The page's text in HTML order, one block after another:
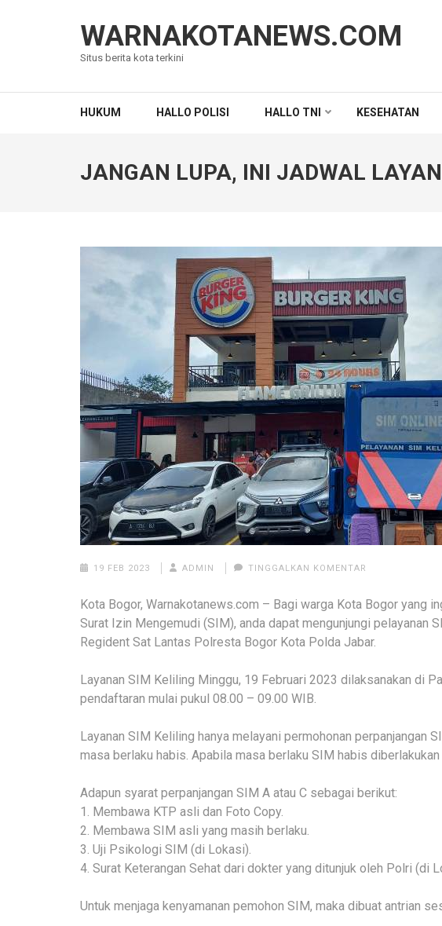
WARNAKOTANEWS.COM
Situs berita kota terkini
HUKUM HALLO POLISI HALLO TNI KESEHATAN
JANGAN LUPA, INI JADWAL
19 FEB 2023 ADMIN TINGGALKAN KOMENTAR
Kota Bogor, Warnakotanews.com – Bagi warga Kota Bogor yang
Surat Izin Mengemudi (SIM), anda dapat mengunjungi pelayanan
Regident Sat Lantas Polresta Bogor Kota Polda Jabar.
Layanan SIM Keliling Minggu, 19 Februari 2023 dilaksanakan di
pendaftaran mulai pukul 08.00 – 09.00 WIB.
Layanan SIM Keliling hanya melayani permohonan perpanjangan
masa berlaku habis. Apabila masa berlaku SIM habis
Adapun syarat perpanjangan SIM A atau C sebagai berikut:
1. Membawa KTP asli dan Foto Copy.
2. Membawa SIM asli yang masih berlaku.
3. Uji Psikologi SIM (di Lokasi).
4. Surat Keterangan Sehat dari dokter yang ditunjuk oleh Polri (di
Untuk menjaga kenyamanan pemohon SIM, maka dibuat antrian